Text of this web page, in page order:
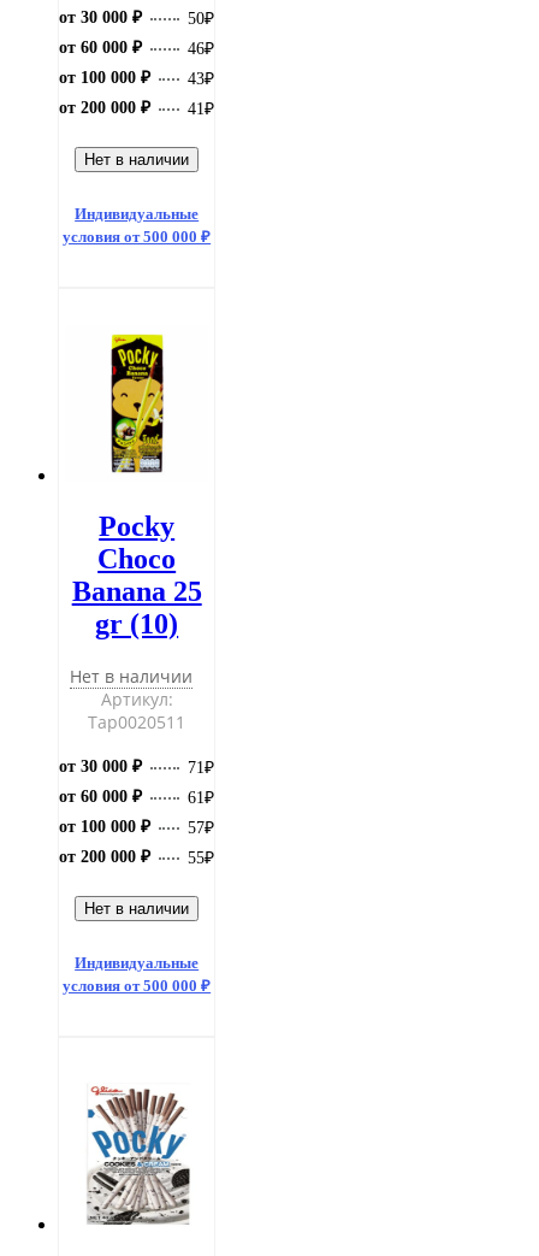
от 30 000 ₽ 50₽
от 60 000 ₽
46₽
от 100 000 ₽
43₽
от 200 000 ₽
41₽
Нет в наличии
Индивидуальные
условия от 500 000 ₽
Pocky
Choco
Banana 25
gr (10)
Нет в наличии
Артикул:
Тар0020511
от 30 000 ₽ 71₽
от 60 000 ₽
61₽
от 100 000 ₽
57₽
от 200 000 ₽
55₽
Нет в наличии
Индивидуальные
условия от 500 000 ₽